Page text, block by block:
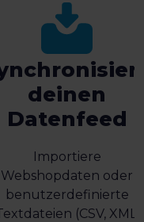
deinen
Datenfeed
Importiere
Webshopdaten oder
benutzerdefinierte
(CSV, XML,